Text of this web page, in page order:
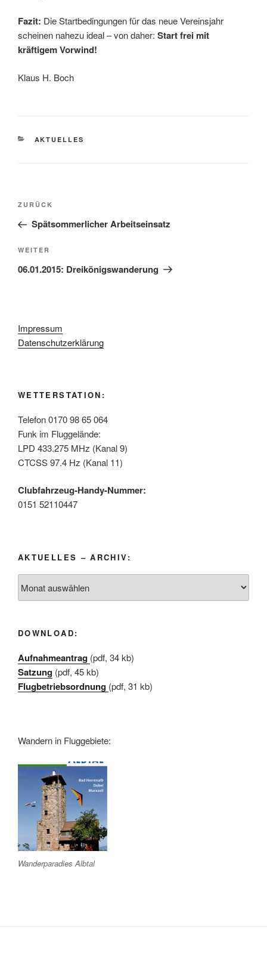
Fazit: Die Startbedingungen für das neue Vereinsjahr
scheinen nahezu ideal – von daher: Start frei mit
kräftigem Vorwind!
Klaus H. Boch
KATEGORIEN
AKTUELLES
Beitragsnavigation
Vorheriger
Beitrag
ZURÜCK
Spätsommerlicher Arbeitseinsatz
Nächster
Beitrag
WEITER
06.01.2015: Dreikönigswanderung
Impressum
Datenschutzerklärung
WETTERSTATION:
Telefon 0170 98 65 064
Funk im Fluggelände:
LPD 433.275 MHz (Kanal 9)
CTCSS 97.4 Hz (Kanal 11)
Clubfahrzeug-Handy-Nummer:
0151 52110447
AKTUELLES – ARCHIV:
–
DOWNLOAD:
Aufnahmeantrag (pdf, 34 kb)
Satzung (pdf, 45 kb)
Flugbetriebsordnung (pdf, 31 kb)
Wandern in Fluggebiete:
Wanderparadies Albtal